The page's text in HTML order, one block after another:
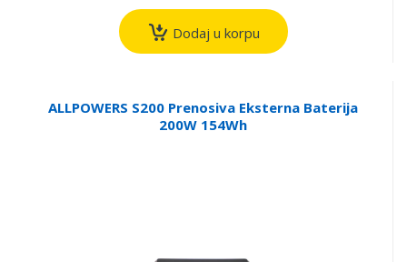
Dodaj u korpu
ALLPOWERS S200 Prenosiva Eksterna Baterija
200W 154Wh